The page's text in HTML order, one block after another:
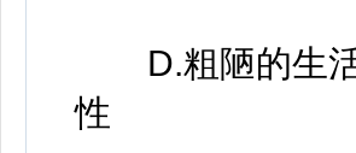
D.粗陋的生活
性